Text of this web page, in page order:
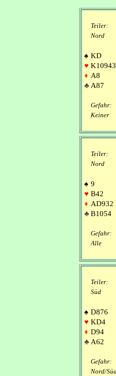
Teiler:
Nord
♠ KD
♥
♦ A8
♣ A87
Gefahr:
Keiner
Teiler:
Nord
♠ 9
♥ B42
♦ AD932
♣B1054
Gefahr:
Alle
Teiler:
Süd
♠ D876
♥ KD4
♦ D94
♣ A62
Gefahr:
Nord/